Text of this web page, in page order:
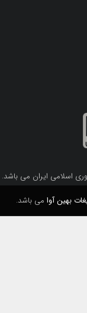
اسلامی ایران می باشد.
بهین آوامی باشد.